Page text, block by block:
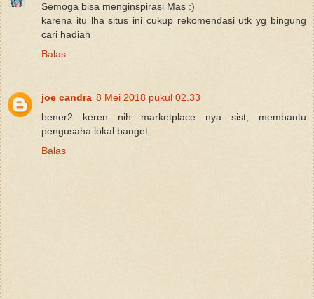
Semoga bisa menginspirasi Mas :)
karena itu lha situs ini cukup rekomendasi utk yg bingung
cari hadiah
Balas
joe candra 8 Mei 2018 pukul 02.33
bener2 keren nih marketplace nya sist, membantu
pengusaha lokal banget
Balas